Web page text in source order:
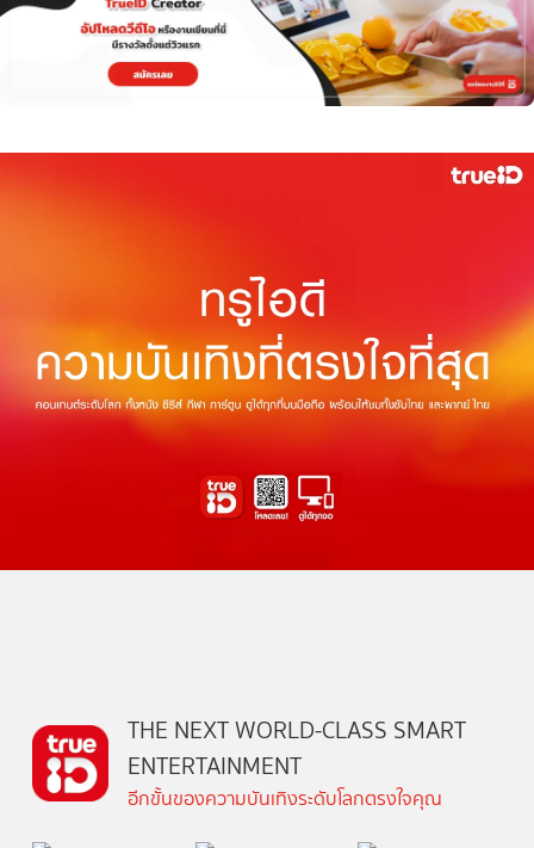
THE NEXT WORLD-CLASS SMART
ENTERTAINMENT
อีกขั้นของความบันเทิงระดับโลกตรงใจคุณ